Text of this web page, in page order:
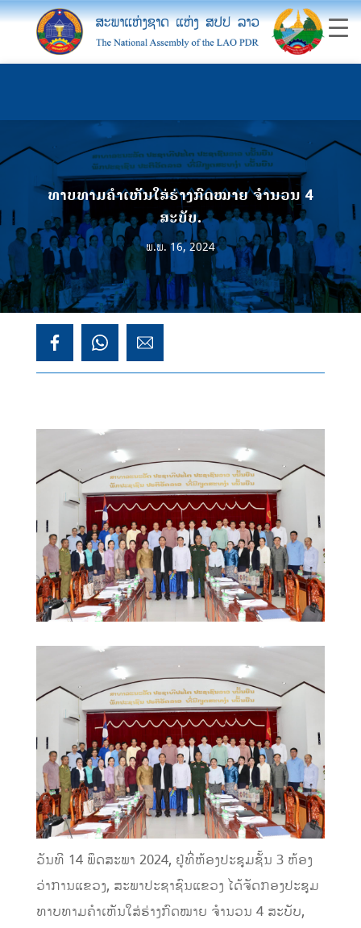
ທາບທາມຄຳເຫັນໃສ່ຮ່າງກົດໝາຍ ຈໍານວນ 4
ສະບັບ.
ພ.ພ. 16, 2024
ວັນທີ 14 ພຶດສະພາ 2024, ຢູ່ທີ່ຫ້ອງປະຊຸມຊັ້ນ 3 ຫ້ອງ
ວ່າການແຂວງ, ສະພາປະຊາຊົນແຂວງ ໄດ້ຈັດກອງປະຊຸມ
ທາບທາມຄຳເຫັນໃສ່ຮ່າງກົດໝາຍ ຈໍານວນ 4 ສະບັບ,